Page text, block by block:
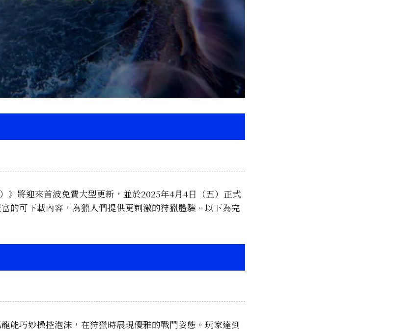
將迎來首波免費大型更新，並於2025年4月4日（五）正式
的可下載內容，為獵人們提供更刺激的狩獵體驗。以下為完
能巧妙操控泡沫，在狩獵時展現優雅的戰鬥姿態。玩家達到